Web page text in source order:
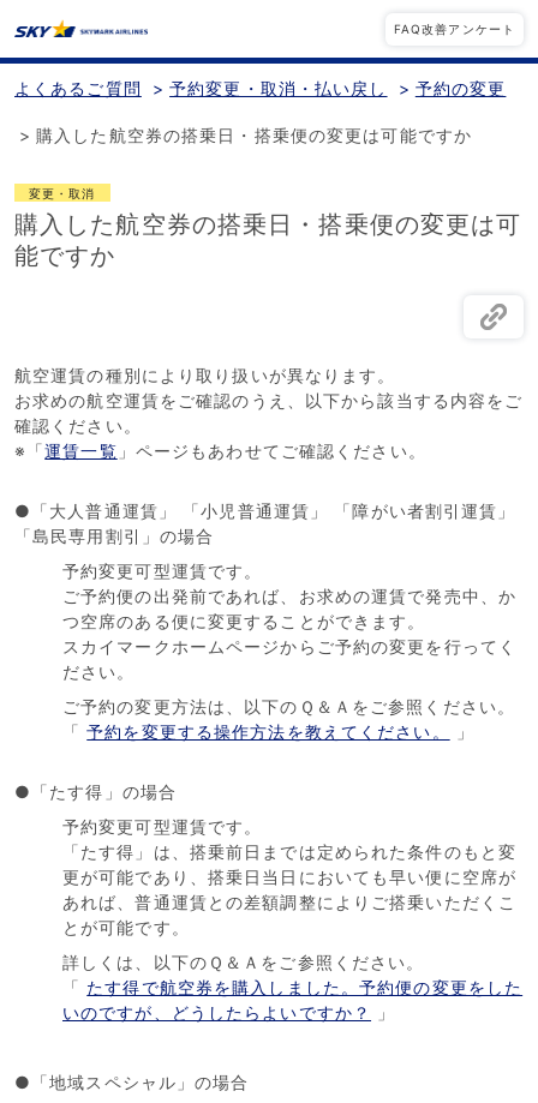
FAQ改善アンケート
よくあるご質問 > 予約変更・取消・払い戻し > 予約の変更
> 購入した航空券の搭乗日・搭乗便の変更は可能ですか
変更・取消
購入した航空券の搭乗日・搭乗便の変更は可
能ですか
航空運賃の種別により取り扱いが異なります。
お求めの航空運賃をご確認のうえ、以下から該当する内容をご
確認ください。
※「運賃一覧 」ページもあわせてご確認ください。
●「大人普通運賃」 「小児普通運賃」 「障がい者割引運賃」
「島民専用割引」の場合
予約変更可型運賃です。
ご予約便の出発前であれば、お求めの運賃で発売中、か
つ空席のある便に変更することができます。
スカイマークホームページからご予約の変更を行ってく
ださい。
ご予約の変更方法は、以下のＱ＆Ａをご参照ください。
「予約を変更する操作方法を教えてください。 」
●「たす得」の場合
予約変更可型運賃です。
「たす得」は、搭乗前日までは定められた条件のもと変
更が可能であり、搭乗日当日においても早い便に空席が
あれば、普通運賃との差額調整によりご搭乗いただくこ
とが可能です。
詳しくは、以下のＱ＆Ａをご参照ください。
「 たす得で航空券を購入しました。予約便の変更をした
いのですが、どうしたらよいですか？
」
●「地域スペシャル」の場合